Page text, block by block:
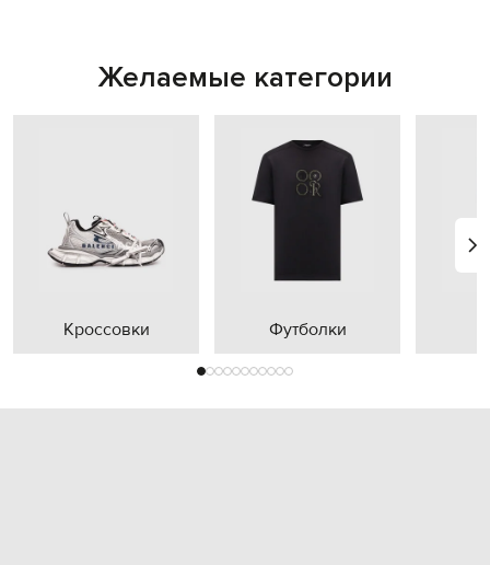
Желаемые категории
Кроссовки Футболки